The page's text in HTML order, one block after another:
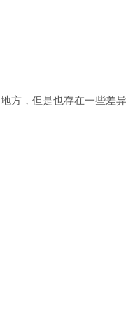
，但是也存在一些差